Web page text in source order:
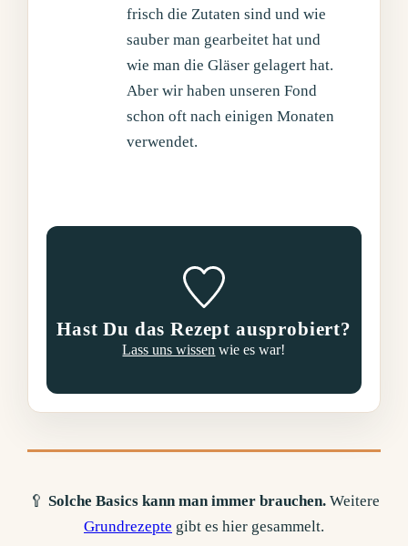
frisch die Zutaten sind und wie
sauber man gearbeitet hat und
wie man die Gläser gelagert hat.
Aber wir haben unseren Fond
schon oft nach einigen Monaten
verwendet.
Hast Du das Rezept ausprobiert?
Lass uns wissen wie es war!
🥄 Solche Basics kann man immer brauchen.Weitere
Grundrezepte gibt es hier gesammelt.